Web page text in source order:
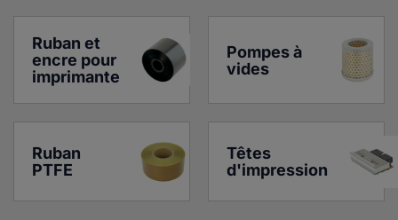
Ruban et
encre pour
imprimante
Pompes à
vides
Ruban
PTFE
Têtes
d'impression